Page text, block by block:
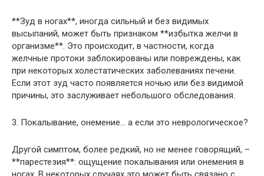
**Зуд в ногах**, иногда сильный и без видимых
высыпаний, может быть признаком **избытка желчи в
организме**. Это происходит, в частности, когда
желчные протоки заблокированы или повреждены, как
при некоторых холестатических заболеваниях печени.
Если этот зуд часто появляется ночью или без видимой
причины, это заслуживает небольшого обследования.
3. Покалывание, онемение… а если это неврологическое?
Другой симптом, более редкий, но не менее говорящий, –
**парестезия**: ощущение покалывания или онемения в